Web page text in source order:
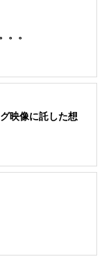
。。
映像に託した想